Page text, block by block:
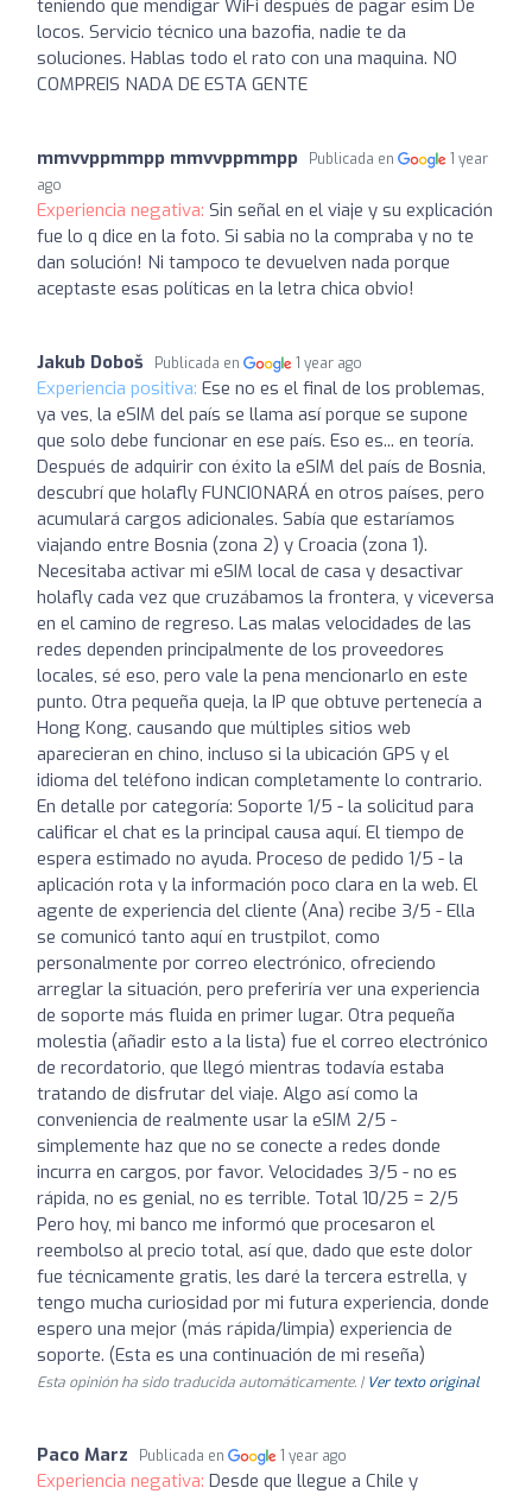
teniendo que mendigar WiFi después de pagar esim De
locos. Servicio técnico una bazofia, nadie te da
soluciones. Hablas todo el rato con una maquina. NO
COMPREIS NADA DE ESTA GENTE
mmvvppmmpp mmvvppmmpp Publicada en
1 year
ago
Experiencia negativa: Sin señal en el viaje y su explicación
fue lo q dice en la foto. Si sabia no la compraba y no te
dan solución! Ni tampoco te devuelven nada porque
aceptaste esas políticas en la letra chica obvio!
Jakub Doboš Publicada en 1 year ago
Experiencia positiva: Ese no es el final de los problemas,
ya ves, la eSIM del país se llama así porque se supone
que solo debe funcionar en ese país. Eso es... en teoría.
Después de adquirir con éxito la eSIM del país de Bosnia,
descubrí que holafly FUNCIONARÁ en otros países, pero
acumulará cargos adicionales. Sabía que estaríamos
viajando entre Bosnia (zona 2) y Croacia (zona 1).
Necesitaba activar mi eSIM local de casa y desactivar
holafly cada vez que cruzábamos la frontera, y viceversa
en el camino de regreso. Las malas velocidades de las
redes dependen principalmente de los proveedores
locales, sé eso, pero vale la pena mencionarlo en este
punto. Otra pequeña queja, la IP que obtuve pertenecía a
Hong Kong, causando que múltiples sitios web
aparecieran en chino, incluso si la ubicación GPS y el
idioma del teléfono indican completamente lo contrario.
En detalle por categoría: Soporte 1/5 - la solicitud para
calificar el chat es la principal causa aquí. El tiempo de
espera estimado no ayuda. Proceso de pedido 1/5 - la
aplicación rota y la información poco clara en la web. El
agente de experiencia del cliente (Ana) recibe 3/5 - Ella
se comunicó tanto aquí en trustpilot, como
personalmente por correo electrónico, ofreciendo
arreglar la situación, pero preferiría ver una experiencia
de soporte más fluida en primer lugar. Otra pequeña
molestia (añadir esto a la lista) fue el correo electrónico
de recordatorio, que llegó mientras todavía estaba
tratando de disfrutar del viaje. Algo así como la
conveniencia de realmente usar la eSIM 2/5 -
simplemente haz que no se conecte a redes donde
incurra en cargos, por favor. Velocidades 3/5 - no es
rápida, no es genial, no es terrible. Total 10/25 = 2/5
Pero hoy, mi banco me informó que procesaron el
reembolso al precio total, así que, dado que este dolor
fue técnicamente gratis, les daré la tercera estrella, y
tengo mucha curiosidad por mi futura experiencia, donde
espero una mejor (más rápida/limpia) experiencia de
soporte. (Esta es una continuación de mi reseña)
Esta opinión ha sido traducida automáticamente. | Ver texto original
Paco Marz Publicada en 1 year ago
Experiencia negativa: Desde que llegue a Chile y